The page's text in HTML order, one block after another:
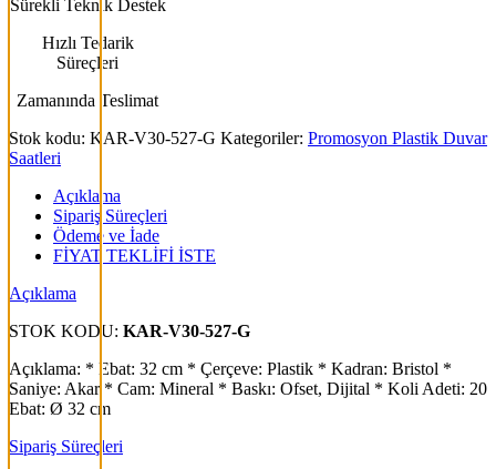
Sürekli Teknik Destek
Hızlı Tedarik
Süreçleri
Zamanında Teslimat
Stok kodu: KAR-V30-527-G Kategoriler: Promosyon Plastik Duvar
Saatleri
Açıklama
Sipariş Süreçleri
Ödeme ve İade
FİYAT TEKLİFİ İSTE
Açıklama
STOK KODU: KAR-V30-527-G
Açıklama: * Ebat: 32 cm * Çerçeve: Plastik * Kadran: Bristol *
Saniye: Akar * Cam: Mineral * Baskı: Ofset, Dijital * Koli Adeti: 20
Ebat: Ø 32 cm
Sipariş Süreçleri